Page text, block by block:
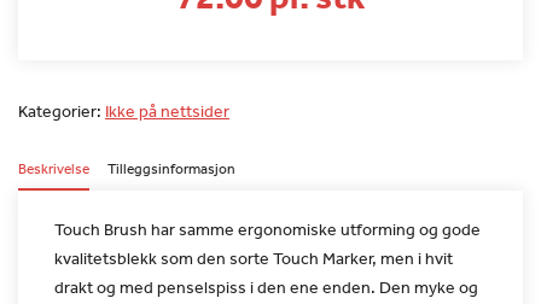
Kategorier: Ikke på nettsider
Beskrivelse Tilleggsinformasjon
Touch Brush har samme ergonomiske utforming og gode
kvalitetsblekksom den sorte Touch Marker, men i hvit
drakt og med penselspiss iden ene enden. Den myke og